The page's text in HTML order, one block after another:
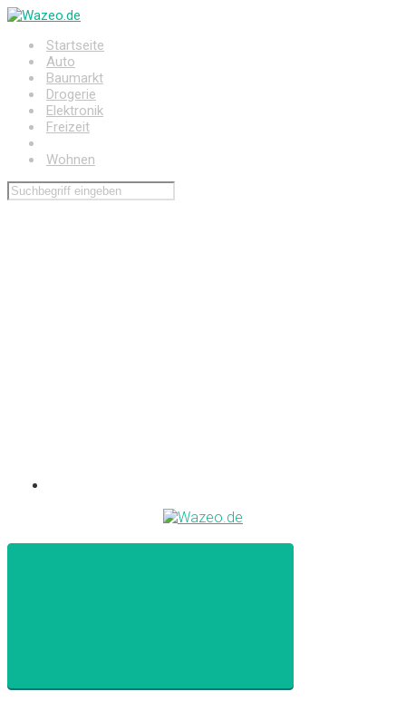
Zum
springenStartseite
Auto
Baumarkt
Drogerie
Elektronik
Freizeit
Wohnen